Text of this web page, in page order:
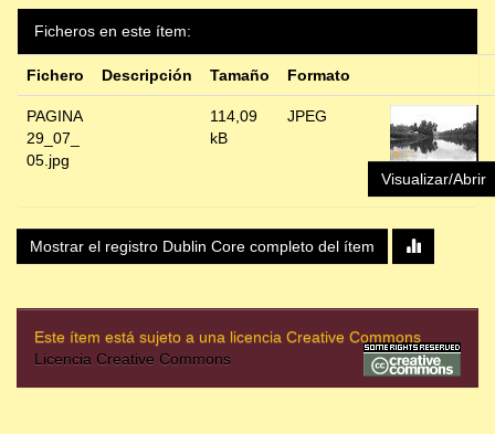
Ficheros en este ítem:
Fichero Descripción Tamaño Formato
PAGINA
29_07_
05.jpg
114,09
kB
JPEG
Visualizar/Abrir
Mostrar el registro Dublin Core completo del ítem
Este ítem está sujeto a una licencia Creative Commons
Licencia Creative Commons